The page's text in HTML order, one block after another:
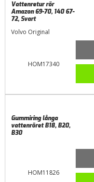
HOM17340
Vattenretur rör
Amazon 69-70, 140 67-
72, Svart
Volvo Original
HOM11826
Gummiring långa
vattenröret B18, B20,
B30